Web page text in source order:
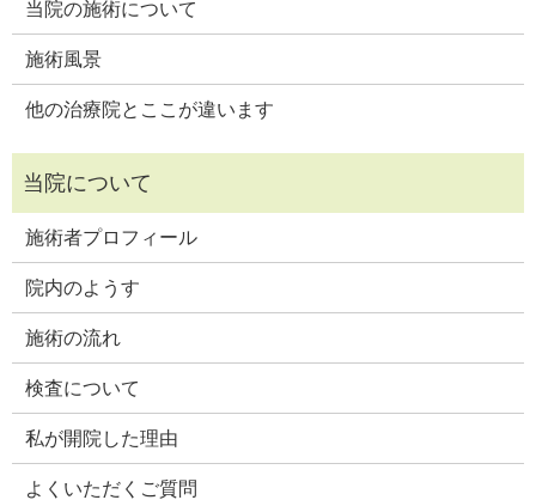
当院の施術について
施術風景
他の治療院とここが違います
施術者プロフィール
院内のようす
施術の流れ
検査について
私が開院した理由
よくいただくご質問